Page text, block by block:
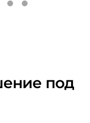
под